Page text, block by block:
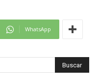
WhatsApp